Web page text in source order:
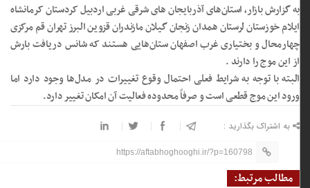
به گزارش بازار، استان‌های آذربایجان‌ های شرقی غربی اردبیل کردستان کرمانشاه
ایلام خوزستان لرستان همدان زنجان گیلان مازندران قزوین البرز تهران قم مرکزی
چهارمحال و بختیاری غرب اصفهان ستان‌هایی هستند که شانس دریافت بارش
از این موج را دارند .
البته با توجه به شرایط فعلی احتمال وقوع تغییرات در مدل‌ها وجود دارد اما
ورود این موج قطعی است و صرفاً محدوده فعالیت آن امکان تغییر دارد.
به اشتراک بگذارید :
https://aftabhoghooghi.ir/?p=160798
مطالب مرتبط: